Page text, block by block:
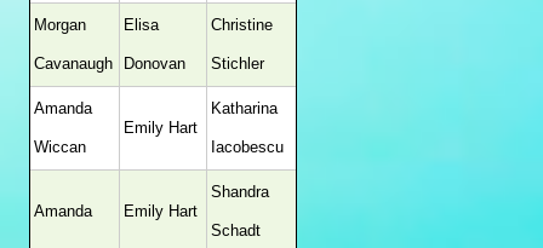
Morgan
Cavanaugh
Elisa
Donovan
Christine
Stichler
Amanda
Wiccan
Emily Hart
Katharina
Iacobescu
Amanda Emily Hart
Shandra
Schadt